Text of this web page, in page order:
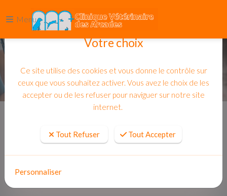
Menu
Votre choix
Ce site utilise des cookies et vous donne le contrôle sur
ceux que vous souhaitez activer. Vous avez le choix de les
accepter ou de les refuser pour naviguer sur notre site
internet.
Tout Refuser Tout Accepter
Personnaliser